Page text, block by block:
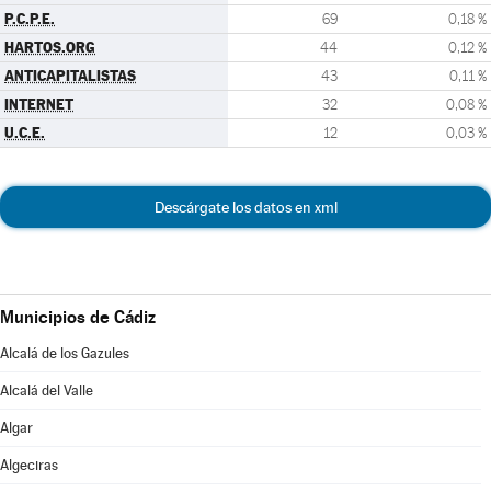
P.C.P.E. 69 0,18 %
HARTOS.ORG 44 0,12 %
ANTICAPITALISTAS 43 0,11 %
INTERNET 32 0,08 %
U.C.E. 12 0,03 %
Descárgate los datos en xml
Municipios de Cádiz
Alcalá de los Gazules
Alcalá del Valle
Algar
Algeciras